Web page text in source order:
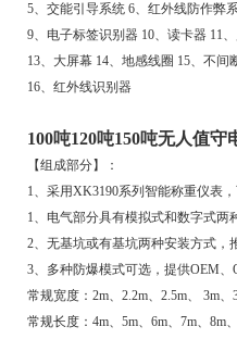
5、交能引导系统 6、红外线防作弊
9、电子标签识别器 10、读卡器 11
13、大屏幕 14、地感线圈 15、不间
16、红外线识别器
100吨120吨150吨无人值守
【组成部分】：
1、采用XK3190系列智能称重仪表
1、电气部分具有模拟式和数字式两
2、无基坑或有基坑两种安装方式，
3、多种防爆模式可选，提供OEM
常规宽度：2m、2.2m、2.5m、 3m、
常规长度：4m、5m、6m、7m、8m